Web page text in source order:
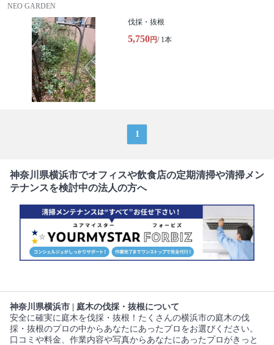
NEO GARDEN
伐採・抜根
5,750円/ 1本
1
神奈川県横浜市でオフィスや飲食店の定期清掃や清掃メン
テナンスを検討中の法人の方へ
神奈川県横浜市 | 庭木の伐採・抜根について
安全に確実に庭木を伐採・抜根！たくさんの横浜市の庭木の伐
採・抜根のプロの中からあなたにあったプロをお選びください。
口コミや料金、作業内容や写真からあなたにあったプロがきっと